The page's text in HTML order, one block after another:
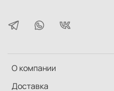
О компании
Доставка